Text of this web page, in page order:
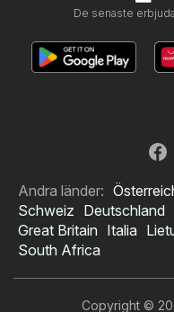
De senaste
Andra länder:
Schweiz Deutschland
Great Britain Italia
South Africa
Copyright ©